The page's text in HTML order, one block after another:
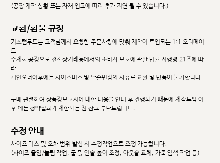
(공장 제작 상황 또는 자재 입고에 따라 추가 지연 될 수 있습니다.)
교환/환불 규정
커스텀무드는 고객님께서 요청한 주문사항에 맞춰 제작이 투입되는 1:1 오더메이
드
수제화 공정으로 전자상거래등에서의 소비자 보호에 관한 법률 시행령 21조에 따
라
개인오더이후에는 사이즈미스 및 단순변심의 사유로 교환 및 반품이 불가합니다.
구매 관련하여 상품정보고시에 대한 내용을 안내 후 진행되기 때문에 제작투입 이
후 에는 청약철회가 제한되는 점 참고 부탁드립니다.
수정 안내
사이즈 미스 및 오차 범위 발생 시 수정작업으로 조정 가능합니다.
(사이즈 줄임/늘림 작업, 굽 및 인솔 높이 조정, 아웃솔 교체, 가죽 염색 작업 등)